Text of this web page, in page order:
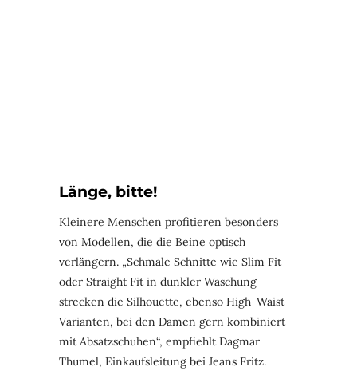
Länge, bitte!
Kleinere Menschen profitieren besonders
von Modellen, die die Beine optisch
verlängern. „Schmale Schnitte wie Slim Fit
oder Straight Fit in dunkler Waschung
strecken die Silhouette, ebenso High-Waist-
Varianten, bei den Damen gern kombiniert
mit Absatzschuhen“, empfiehlt Dagmar
Thumel, Einkaufsleitung bei Jeans Fritz.